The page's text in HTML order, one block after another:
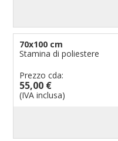
70x100 cm
Stamina di poliestere
Prezzo cda:
55,00 €
(IVA inclusa)